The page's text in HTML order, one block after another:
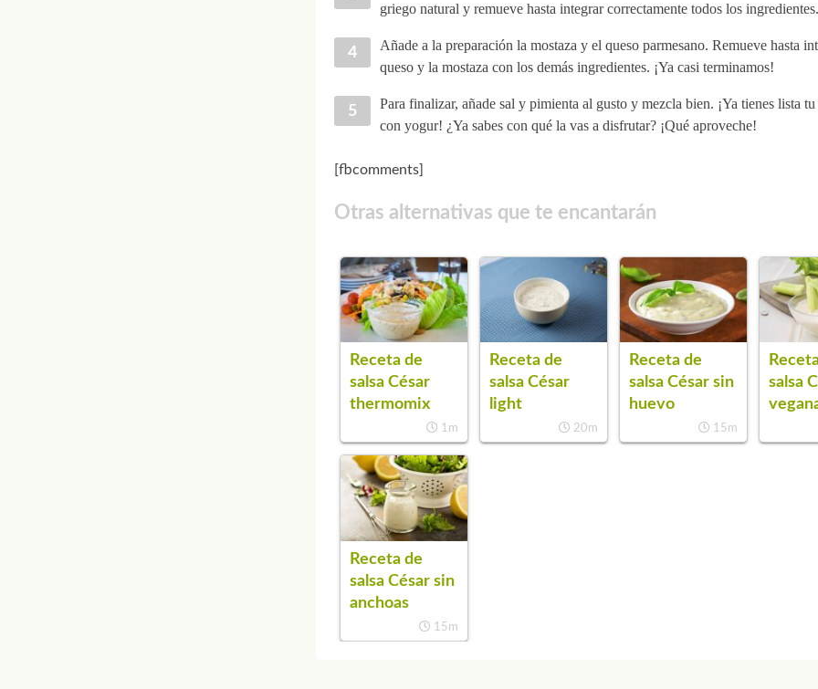
griego natural y remueve hasta integrar correctamente todos los ingredientes.
Añade a la preparación la mostaza y el queso parmesano. Remueve hasta
queso y la mostaza con los demás ingredientes. ¡Ya casi terminamos!
Para finalizar, añade sal y pimienta al gusto y mezcla bien. ¡Ya tienes lista tu
con yogur! ¿Ya sabes con qué la vas a disfrutar? ¡Qué aproveche!
[fbcomments]
Otras alternativas que te encantarán
Receta de
salsa César
thermomix
1m
Receta de
salsa César
light
20m
Receta de
salsa César sin
huevo
15m
salsa
Receta de
salsa César sin
anchoas
15m